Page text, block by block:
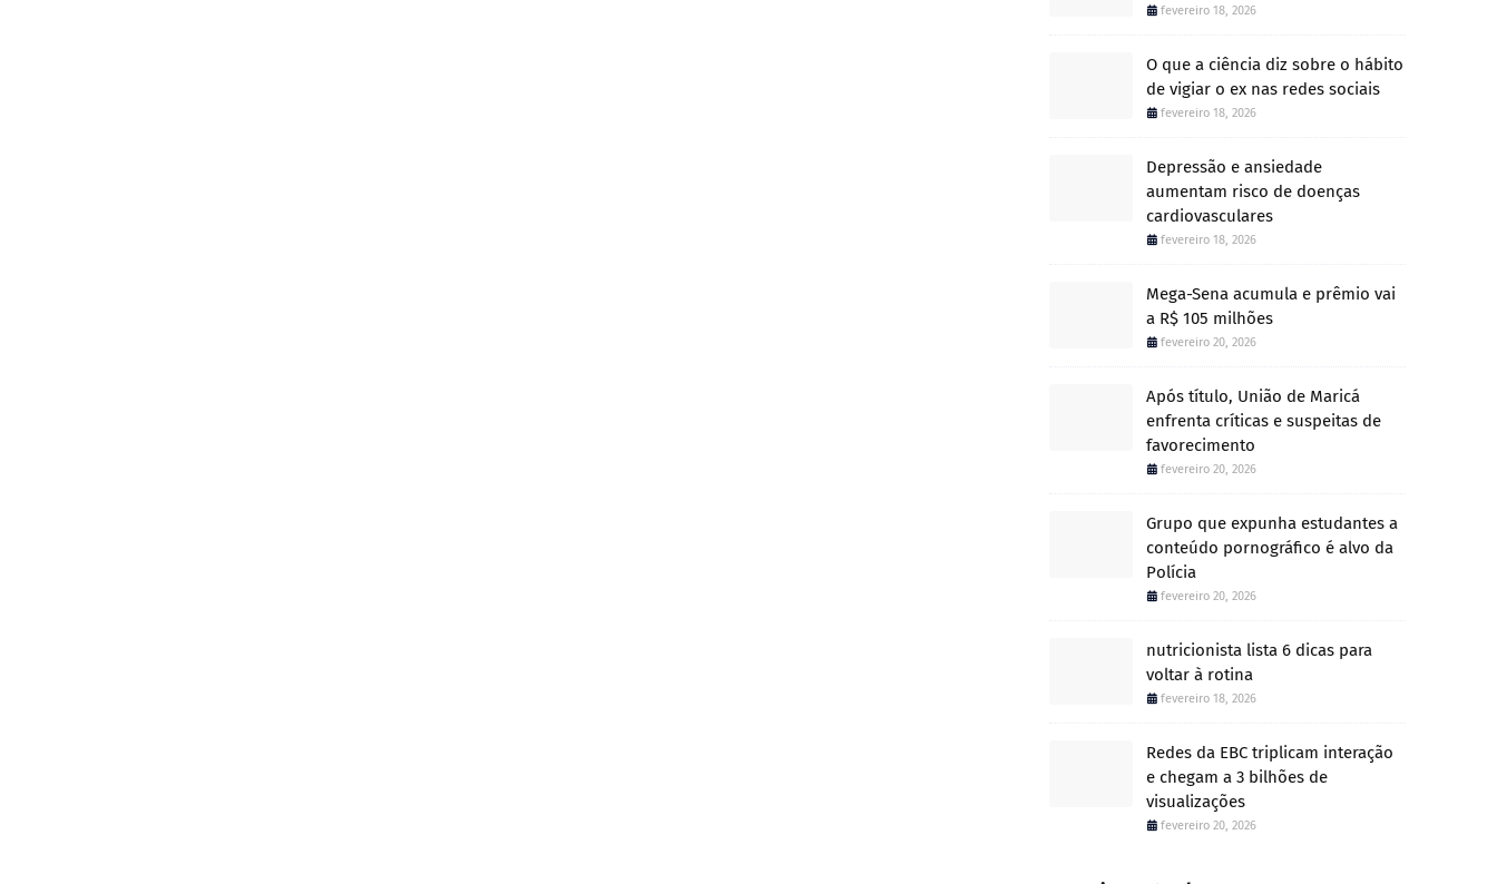
fevereiro 18, 2026
O que a ciência diz sobre o hábito
de vigiar o ex nas redes sociais
fevereiro 18, 2026
Depressão e ansiedade
aumentam risco de doenças
cardiovasculares
fevereiro 18, 2026
Mega-Sena acumula e prêmio vai
a R$ 105 milhões
fevereiro 20, 2026
Após título, União de Maricá
enfrenta críticas e suspeitas de
favorecimento
fevereiro 20, 2026
Grupo que expunha estudantes a
conteúdo pornográfico é alvo da
Polícia
fevereiro 20, 2026
nutricionista lista 6 dicas para
voltar à rotina
fevereiro 18, 2026
Redes da EBC triplicam interação
e chegam a 3 bilhões de
visualizações
fevereiro 20, 2026